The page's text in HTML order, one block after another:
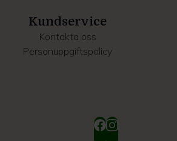
Kundservice
Kontakta oss
Personuppgiftspolicy